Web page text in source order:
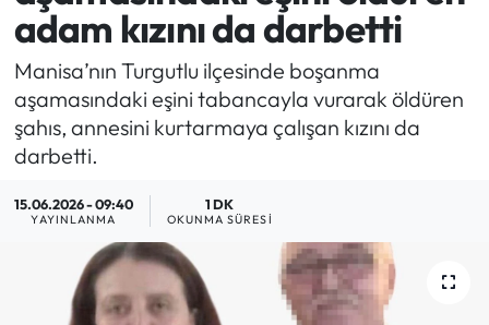
adam kızını da darbetti
Manisa’nın Turgutlu ilçesinde boşanma
aşamasındaki eşini tabancayla vurarak öldüren
şahıs, annesini kurtarmaya çalışan kızını da
darbetti.
15.06.2026 - 09:40
YAYINLANMA
1 DK
OKUNMA SÜRESI
Haber Arşivi